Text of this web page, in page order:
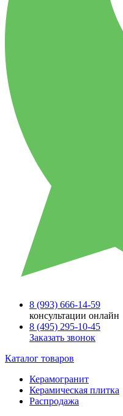
8 (993) 666-14-59
консультации онлайн
8 (495) 295-10-45
Заказать звонок
Каталог товаров
Керамогранит
Керамическая плитка
Распродажа